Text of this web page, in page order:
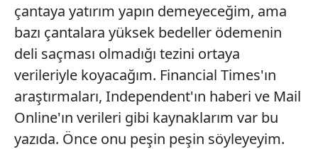
çantaya yatırım yapın demeyeceğim, ama
bazı çantalara yüksek bedeller ödemenin
deli saçması olmadığı tezini ortaya
verileriyle koyacağım. Financial Times'ın
araştırmaları, Independent'ın haberi ve Mail
Online'ın verileri gibi kaynaklarım var bu
yazıda. Önce onu peşin peşin söyleyeyim.